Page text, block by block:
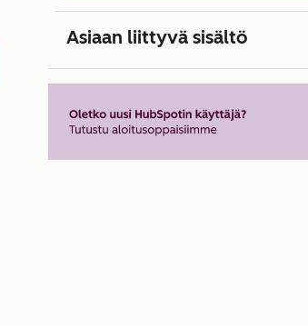
Asiaan liittyvä sisältö